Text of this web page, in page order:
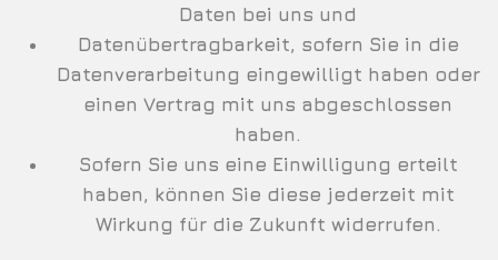
Daten bei uns und
Datenübertragbarkeit, sofern Sie in die
Datenverarbeitung eingewilligt haben oder
einen Vertrag mit uns abgeschlossen
haben.
Sofern Sie uns eine Einwilligung erteilt
haben, können Sie diese jederzeit mit
Wirkung für die Zukunft widerrufen.